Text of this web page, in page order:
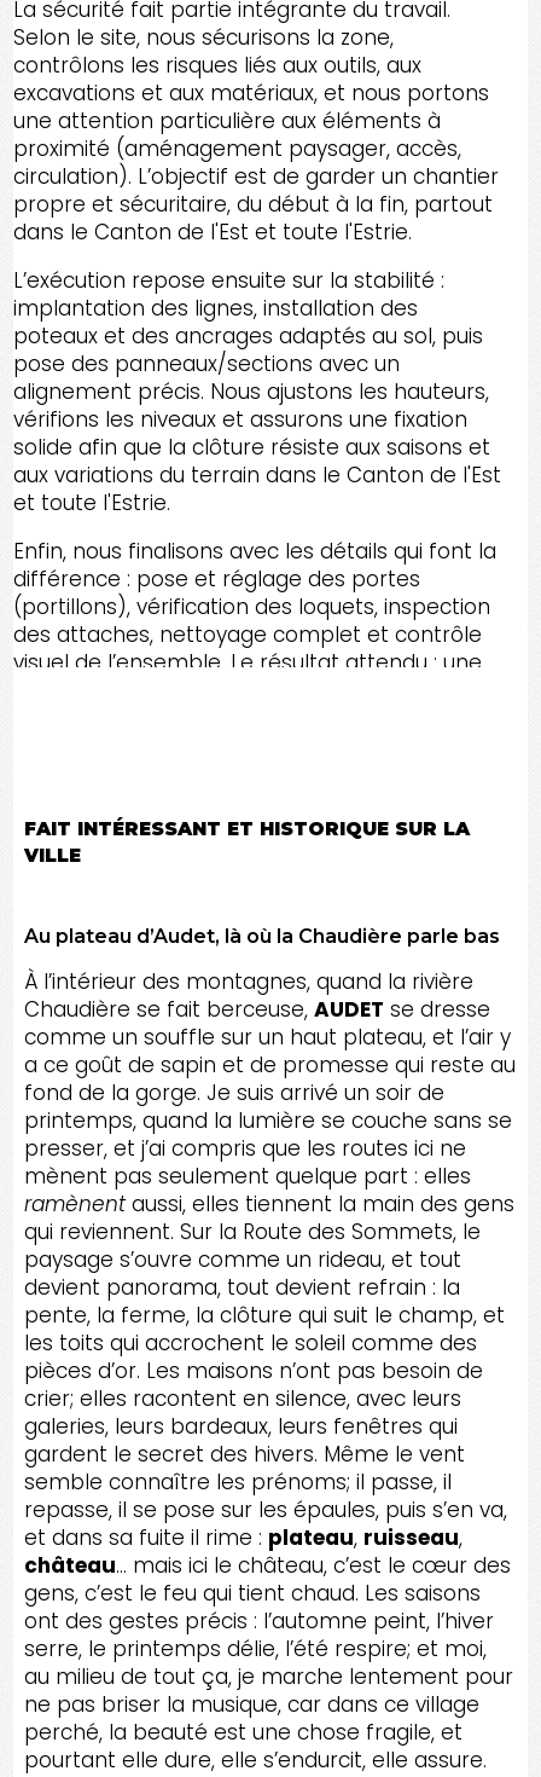
La sécurité fait partie intégrante du travail.
Selon le site, nous sécurisons la zone,
contrôlons les risques liés aux outils, aux
excavations et aux matériaux, et nous portons
une attention particulière aux éléments à
proximité (aménagement paysager, accès,
circulation). L’objectif est de garder un chantier
propre et sécuritaire, du début à la fin, partout
dans le Canton de l'Est et toute l'Estrie.
L’exécution repose ensuite sur la stabilité :
implantation des lignes, installation des
poteaux et des ancrages adaptés au sol, puis
pose des panneaux/sections avec un
alignement précis. Nous ajustons les hauteurs,
vérifions les niveaux et assurons une fixation
solide afin que la clôture résiste aux saisons et
aux variations du terrain dans le Canton de l'Est
et toute l'Estrie.
Enfin, nous finalisons avec les détails qui font la
différence : pose et réglage des portes
(portillons), vérification des loquets, inspection
des attaches, nettoyage complet et contrôle
visuel de l’ensemble. Le résultat attendu : une
FAIT INTÉRESSANT ET HISTORIQUE SUR LA
VILLE
Au plateau d’Audet, là où la Chaudière parle bas
À l’intérieur des montagnes, quand la rivière
Chaudière se fait berceuse, AUDET se dresse
comme un souffle sur un haut plateau, et l’air y
a ce goût de sapin et de promesse qui reste au
fond de la gorge. Je suis arrivé un soir de
printemps, quand la lumière se couche sans se
presser, et j’ai compris que les routes ici ne
mènent pas seulement quelque part : elles
ramènentaussi, elles tiennent la main des gens
qui reviennent. Sur la Route des Sommets, le
paysage s’ouvre comme un rideau, et tout
devient panorama, tout devient refrain : la
pente, la ferme, la clôture qui suit le champ, et
les toits qui accrochent le soleil comme des
pièces d’or. Les maisons n’ont pas besoin de
crier; elles racontent en silence, avec leurs
galeries, leurs bardeaux, leurs fenêtres qui
gardent le secret des hivers. Même le vent
semble connaître les prénoms; il passe, il
repasse, il se pose sur les épaules, puis s’en va,
et dans sa fuite il rime : plateau, ruisseau,
château… mais ici le château, c’est le cœur des
gens, c’est le feu qui tient chaud. Les saisons
ont des gestes précis : l’automne peint, l’hiver
serre, le printemps délie, l’été respire; et moi,
au milieu de tout ça, je marche lentement pour
ne pas briser la musique, car dans ce village
perché, la beauté est une chose fragile, et
pourtant elle dure, elle s’endurcit, elle assure.